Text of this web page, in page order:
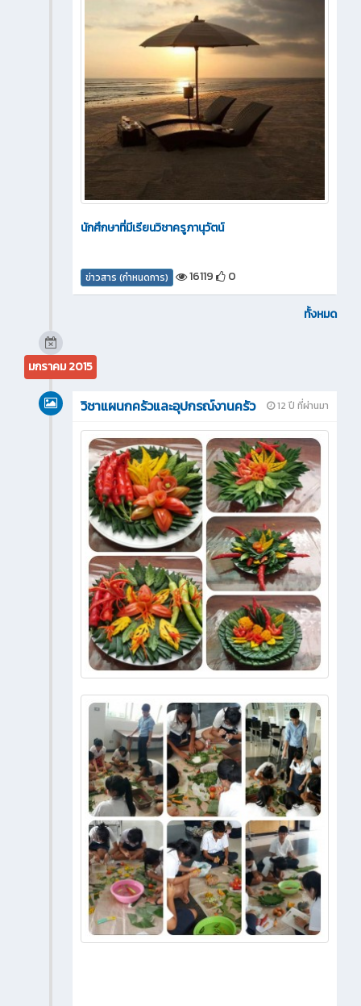
นักศึกษาที่มีเรียนวิชาครูภานุวัตน์
ข่าวสาร (กำหนดการ) 16119 0
ทั้งหมด
มกราคม 2015
12 ปี ที่ผ่านมา
วิชาแผนกครัวและอุปกรณ์งานครัว